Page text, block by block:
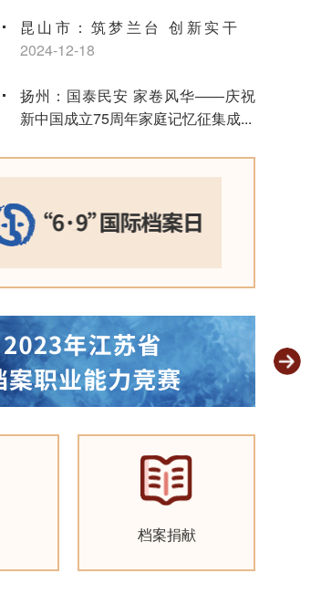
昆山市：筑梦兰台 创新实干
2024-12-18
扬州：国泰民安 家卷风华——庆祝
新中国成立75周年家庭记忆征集成果
...
档案捐献